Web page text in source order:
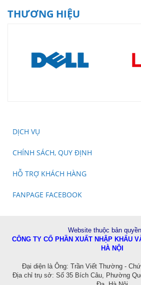
THƯƠNG HIỆU
DỊCH VỤ
CHÍNH SÁCH, QUY ĐỊNH
HỖ TRỢ KHÁCH HÀNG
FANPAGE FACEBOOK
Website thuộc bản
CÔNG TY CỔ PHẦN XUẤT NHẬP KHẨU
HÀ NỘI
Đại diện là Ông: Trần Viết Thường -
Địa chỉ trụ sở: Số 35 Bích Câu, Phường